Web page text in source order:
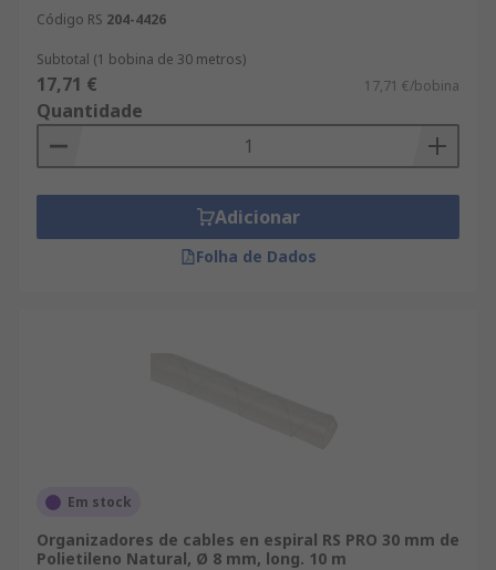
Código RS 204-4426
Subtotal (1 bobina de 30 metros)
17,71 € 17,71 €/bobina
Quantidade
Adicionar
Folha de Dados
Em stock
Organizadores de cables en espiral RS PRO 30 mm de
Polietileno Natural, Ø 8 mm, long. 10 m